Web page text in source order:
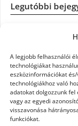
A legjobb felhasználói
technológiákat
eszközinformációkat
technológiákhoz való
adatokat dolgozzunk fel
vagy az egyedi
visszavonása
funkciókat.
Legutóbbi
Casco
Könyvelés: mikor
Szövetkezeti jog:
háttér a
Munkajogi ügyvéd: